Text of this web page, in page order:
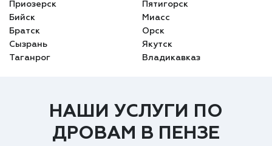
Приозерск
Пятигорск
Бийск
Миасс
Братск
Орск
Сызрань
Якутск
Таганрог
Владикавказ
НАШИ УСЛУГИ ПО
ДРОВАМ В ПЕНЗЕ